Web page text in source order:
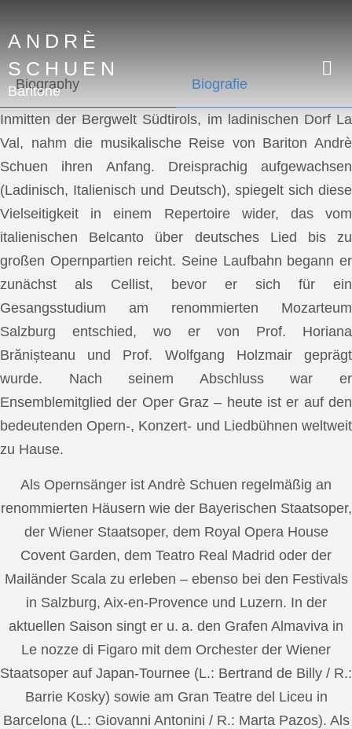
ANDRÈ
SCHUEN
Baritone
Biography Biografie
Inmitten der Bergwelt Südtirols, im ladinischen Dorf La
Val, nahm die musikalische Reise von Bariton Andrè
Schuen ihren Anfang. Dreisprachig aufgewachsen
(Ladinisch, Italienisch und Deutsch), spiegelt sich diese
Vielseitigkeit in einem Repertoire wider, das vom
italienischen Belcanto über deutsches Lied bis zu
großen Opernpartien reicht. Seine Laufbahn begann er
zunächst als Cellist, bevor er sich für ein
Gesangsstudium am renommierten Mozarteum
Salzburg entschied, wo er von Prof. Horiana
Brănișteanu und Prof. Wolfgang Holzmair geprägt
wurde. Nach seinem Abschluss war er
Ensemblemitglied der Oper Graz – heute ist er auf den
bedeutenden Opern-, Konzert- und Liedbühnen weltweit
zu Hause.
Als Opernsänger ist Andrè Schuen regelmäßig an
renommierten Häusern wie der Bayerischen Staatsoper,
der Wiener Staatsoper, dem Royal Opera House
Covent Garden, dem Teatro Real Madrid oder der
Mailänder Scala zu erleben – ebenso bei den Festivals
in Salzburg, Aix-en-Provence und Luzern. In der
aktuellen Saison singt er u. a. den Grafen Almaviva in
Le nozze di Figaro mit dem Orchester der Wiener
Staatsoper auf Japan-Tournee (L.: Bertrand de Billy / R.:
Barrie Kosky) sowie am Gran Teatre del Liceu in
Barcelona (L.: Giovanni Antonini / R.: Marta Pazos). Als